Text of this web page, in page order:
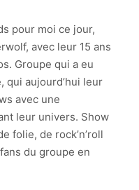
pour moi ce jour,
avec leur 15 ans
Groupe qui a eu
qui aujourd’hui leur
avec une
leur univers. Show
folie, de rock’n’roll
du groupe en